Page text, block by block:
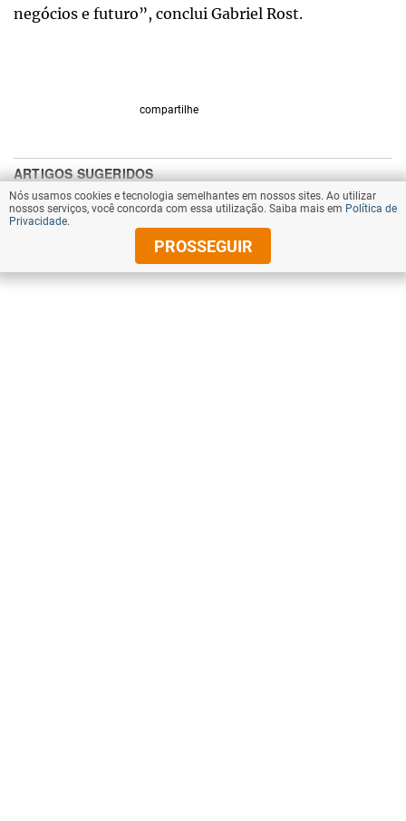
negócios e futuro”, conclui Gabriel Rost.
compartilhe
Nós usamos cookies e tecnologia semelhantes em nossos sites. Ao utilizar
nossos serviços, você concorda com essa utilização. Saiba mais em Política de
Privacidade.
PROSSEGUIR